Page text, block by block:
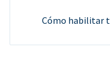
Cómo habilitar